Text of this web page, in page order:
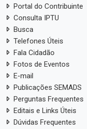
Portal do Contribuinte
Consulta IPTU
Busca
Telefones Úteis
Fala Cidadão
Fotos de Eventos
E-mail
Publicações SEMADS
Perguntas Frequentes
Editais e Links Úteis
Dúvidas Frequentes